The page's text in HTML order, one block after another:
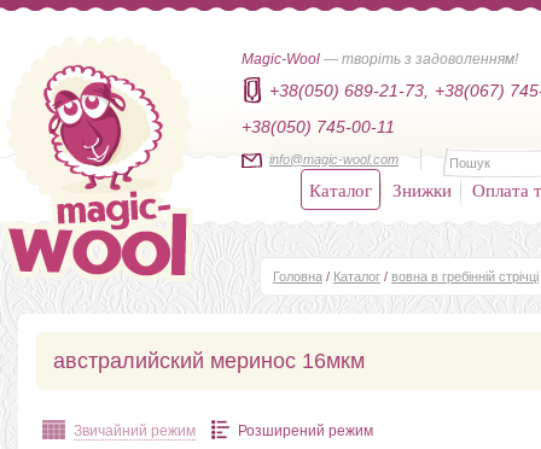
Magic-Wool — творіть з задоволенням!
+38(050) 689-21-73,
+38(067)
+38(050) 745-00-11
info@magic-wool.com
Каталог Знижки Оплата
Головна / Каталог / вовна в гребінній стрічці
австралийский меринос 16мкм
Звичайний режим Розширений режим